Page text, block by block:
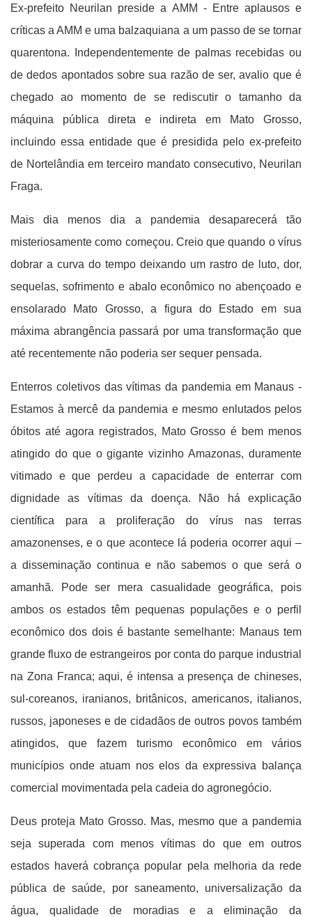
Ex-prefeito Neurilan preside a AMM - Entre aplausos e
críticas a AMM e uma balzaquiana a um passo de se tornar
quarentona. Independentemente de palmas recebidas ou
de dedos apontados sobre sua razão de ser, avalio que é
chegado ao momento de se rediscutir o tamanho da
máquina pública direta e indireta em Mato Grosso,
incluindo essa entidade que é presidida pelo ex-prefeito
de Nortelândia em terceiro mandato consecutivo, Neurilan
Fraga.
Mais dia menos dia a pandemia desaparecerá tão
misteriosamente como começou. Creio que quando o vírus
dobrar a curva do tempo deixando um rastro de luto, dor,
sequelas, sofrimento e abalo econômico no abençoado e
ensolarado Mato Grosso, a figura do Estado em sua
máxima abrangência passará por uma transformação que
até recentemente não poderia ser sequer pensada.
Enterros coletivos das vítimas da pandemia em Manaus -
Estamos à mercê da pandemia e mesmo enlutados pelos
óbitos até agora registrados, Mato Grosso é bem menos
atingido do que o gigante vizinho Amazonas, duramente
vitimado e que perdeu a capacidade de enterrar com
dignidade as vítimas da doença. Não há explicação
científica para a proliferação do vírus nas terras
amazonenses, e o que acontece lá poderia ocorrer aqui –
a disseminação continua e não sabemos o que será o
amanhã. Pode ser mera casualidade geográfica, pois
ambos os estados têm pequenas populações e o perfil
econômico dos dois é bastante semelhante: Manaus tem
grande fluxo de estrangeiros por conta do parque industrial
na Zona Franca; aqui, é intensa a presença de chineses,
sul-coreanos, iranianos, britânicos, americanos, italianos,
russos, japoneses e de cidadãos de outros povos também
atingidos, que fazem turismo econômico em vários
municípios onde atuam nos elos da expressiva balança
comercial movimentada pela cadeia do agronegócio.
Deus proteja Mato Grosso. Mas, mesmo que a pandemia
seja superada com menos vítimas do que em outros
estados haverá cobrança popular pela melhoria da rede
pública de saúde, por saneamento, universalização da
água, qualidade de moradias e a eliminação da